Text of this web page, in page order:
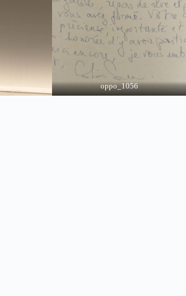
oppo_1056